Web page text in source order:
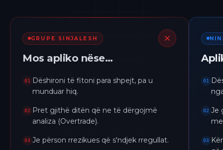
GRUPE SINJALESH
Mos apliko nëse…
01
Dëshironi të fitoni para shpejt, pa u
munduar hiq.
02
Pret gjithë ditën që ne të dërgojmë
analiza (Overtrade).
03 Je përson rrezikues që s'ndjek rregullat.
01
02 Je
03